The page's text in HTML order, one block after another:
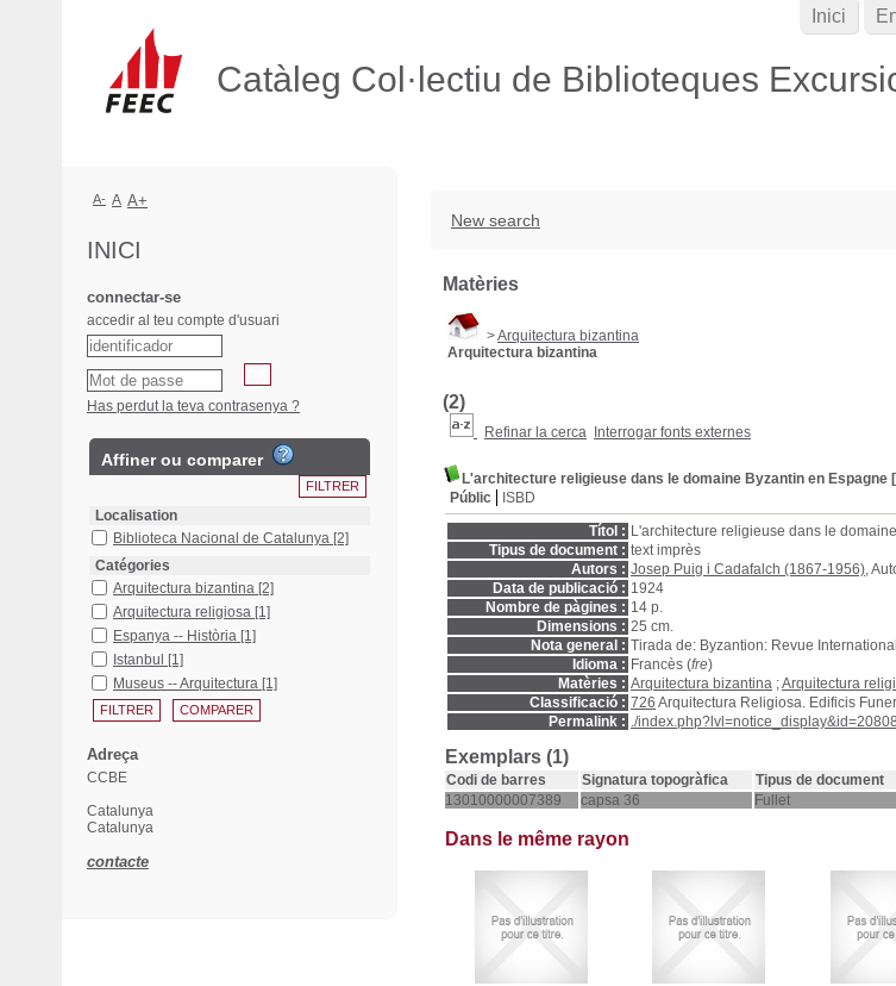
Catàleg Col·lectiu de Biblioteques
New search
Matèries
>Arquitectura bizantina
Arquitectura bizantina
(2)
Refinar la cerca Interrogar fonts externes
L'architecture religieuse dans le domaine Byzantin en Espagne
Públic
ISBD
Títol : L'architecture religieuse dans le
Tipus de document : text imprès
Autors : Josep Puig i Cadafalch (1867-1956),
Data de publicació : 1924
Nombre de pàgines : 14 p.
Dimensions : 25 cm.
Nota general : Tirada de: Byzantion: Revue
Idioma : Francès (fre)
Matèries : Arquitectura bizantina ;Arquitectura
Classificació : 726 Arquitectura Religiosa. Edificis
Permalink : ./index.php?lvl=notice_display&id=20808
Exemplars (1)
Codi de barres Signatura topogràfica Tipus de document
13010000007389
capsa 36 Fullet
Dans le même rayon
Inici
A- A A+
INICI
connectar-se
accedir al teu compte d'usuari
Has perdut la teva contrasenya ?
Affiner ou comparer
Localisation
Biblioteca Nacional de Catalunya [2]
Catégories
Arquitectura bizantina [2]
Arquitectura religiosa [1]
Espanya -- Història [1]
Istanbul
[1]
Museus -- Arquitectura [1]
Adreça
CCBE
Catalunya
Catalunya
contacte